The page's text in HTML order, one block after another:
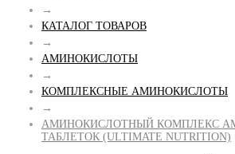
→
КАТАЛОГ ТОВАРОВ
→
АМИНОКИСЛОТЫ
→
КОМПЛЕКСНЫЕ АМИНОКИСЛОТЫ
→
АМИНОКИСЛОТНЫЙ КОМПЛЕКС
ТАБЛЕТОК (ULTIMATE NUTRITION)